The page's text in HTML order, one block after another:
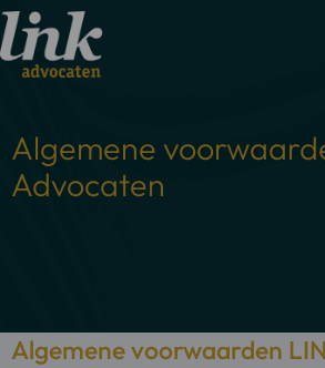
Algemene
Advocaten
Algemene voorwaarden